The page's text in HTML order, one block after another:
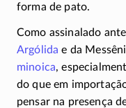
forma de pato.
Como assinalado
Argólida e da
minoica,
do que em
pensar na presença